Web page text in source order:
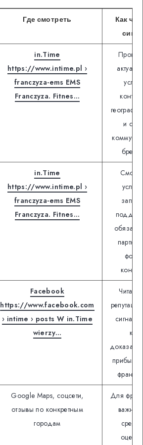
Где смотреть
Как
in.Time
https://www.intime.pl ›
franczyza-ems EMS
Franczyza. Fitnes…
и
in.Time
https://www.intime.pl ›
franczyza-ems EMS
Franczyza. Fitnes…
Facebook
https://www.facebook.com
› intime › posts W in.Time
wierzy…
Читать
сигнал,
как
Google Maps, соцсети,
отзывы по конкретным
городам
Для